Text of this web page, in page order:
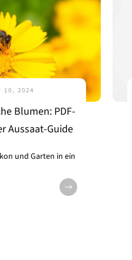
10, 2024
Blumen: PDF-
Aussaat-Guide
und Garten in ein